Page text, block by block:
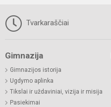
Tvarkaraščiai
Gimnazija
Gimnazijos istorija
Ugdymo aplinka
Tikslai ir uždaviniai, vizija ir misija
Pasiekimai